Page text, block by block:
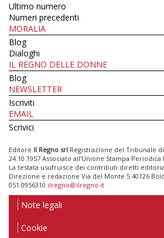
Ultimo numero
Numeri precedenti
MORALIA
Blog
Dialoghi
IL REGNO DELLE DONNE
Blog
NEWSLETTER
Iscriviti
EMAIL
Scrivici
Editore Il Regno srl Registrazione del Tribunale
24.10.1957 Associato all’Unione Stampa Periodica
La testata usufruisce dei contributi diretti editoria
Direzione e redazione Via del Monte 5 40126
051 0956310 ilregno@ilregno.it
Note legali
Cookie